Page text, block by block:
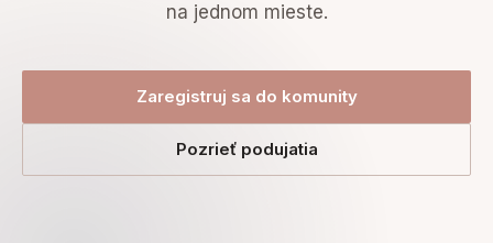
na jednom mieste.
Zaregistruj sa do komunity
Pozrieť podujatia